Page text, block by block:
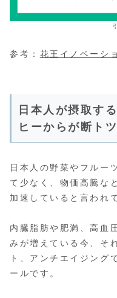
参考： 花王イノベーシ
日本人が摂取す
ヒーからが断ト
日本人の野菜やフルー
て少なく、物価高騰な
加速していると言われ
内臓脂肪や肥満、高血
みが増えている今、そ
ト、アンチエイジング
ールです。